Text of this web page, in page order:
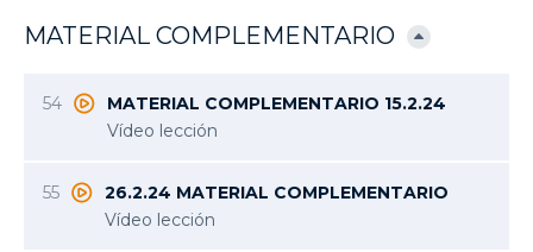
MATERIAL COMPLEMENTARIO
54
MATERIAL COMPLEMENTARIO 15.2.24
Vídeo lección
55
26.2.24 MATERIAL COMPLEMENTARIO
Vídeo lección